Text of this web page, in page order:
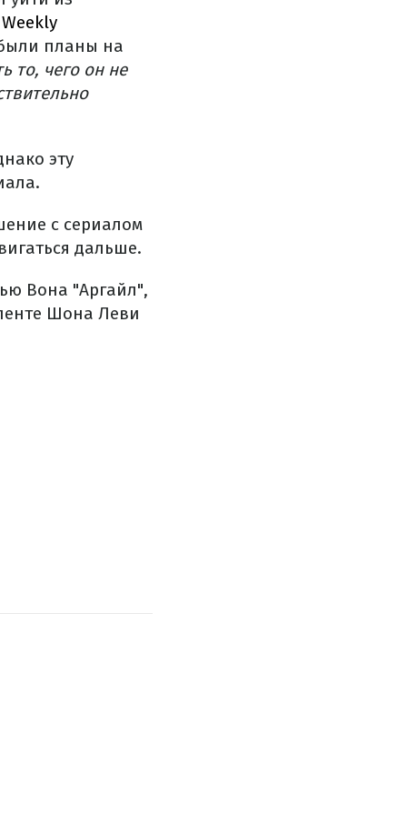
планы на
то, чего он не
эту
с сериалом
дальше.
Вона "Аргайл",
Шона Леви